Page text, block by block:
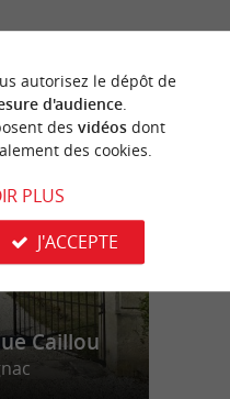
n
o
t
r
e
c
o
u
p
d
e
c
o
e
u
r
Caillou
autorisez le dépôt de
d'audience.
des vidéosdont
des cookies.
PLUS
J'ACCEPTE